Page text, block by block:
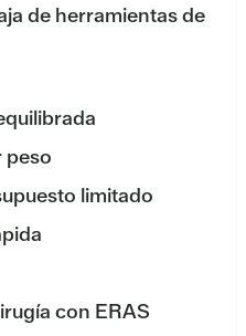
de herramientas de
peso
limitado
con ERAS